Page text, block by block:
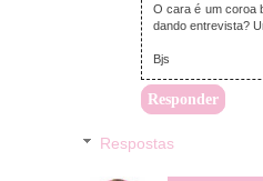
O cara é um coroa
dando entrevista?
Bjs
Responder
Respostas